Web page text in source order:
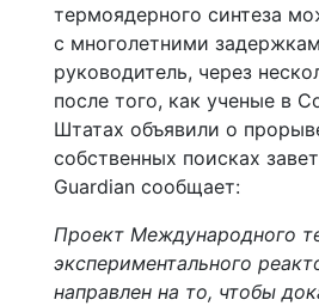
термоядерного синтеза
с многолетними
руководитель, через
после того, как ученые в
Штатах объявили о
собственных поисках
Guardian сообщает:
Проект Международного
экспериментального
направлен на то, чтобы